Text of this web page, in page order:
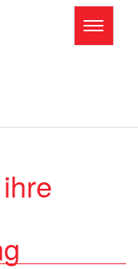
Toggle
l